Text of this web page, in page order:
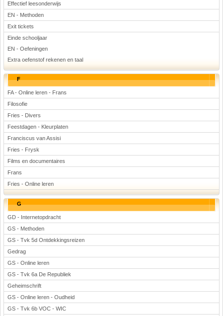
Effectief leesonderwijs
EN - Methoden
Exit tickets
Einde schooljaar
EN - Oefeningen
Extra oefenstof rekenen en taal
F
FA - Online leren - Frans
Filosofie
Fries - Divers
Feestdagen - Kleurplaten
Franciscus van Assisi
Fries - Frysk
Films en documentaires
Frans
Fries - Online leren
G
GD - Internetopdracht
GS - Methoden
GS - Tvk 5d Ontdekkingsreizen
Gedrag
GS - Online leren
GS - Tvk 6a De Republiek
Geheimschrift
GS - Online leren - Oudheid
GS - Tvk 6b VOC - WIC